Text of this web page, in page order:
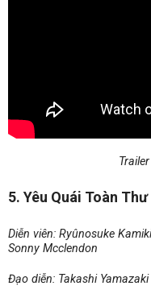
5. Yêu Quái Toàn
Diễn viên: Ryûnosuke
Sonny Mcclendon
Đạo diễn: Takashi Yamazaki